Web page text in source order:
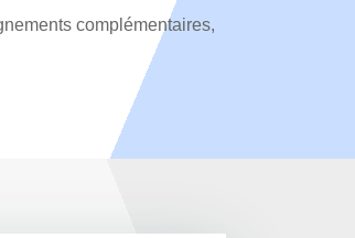
complémentaires,